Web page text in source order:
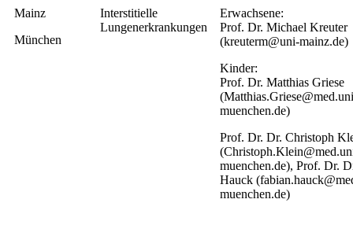
Mainz
München
Interstitielle
Lungenerkrankungen
Erwachsene:
Prof. Dr. Michael Kreuter
(kreuterm@uni-mainz.de)
Kinder:
Prof. Dr. Matthias Griese
muenchen.de)
Prof. Dr. Dr. Christoph
muenchen.de), Prof. Dr.
Hauck
muenchen.de)